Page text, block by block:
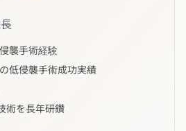
襲手術経験
低侵襲手術成功実績
術を長年研鑽